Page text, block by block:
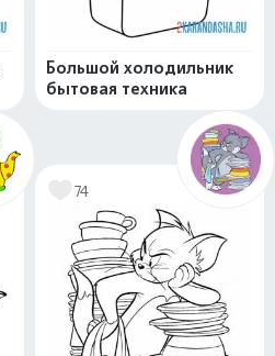
Большой холодильник
бытовая техника
74